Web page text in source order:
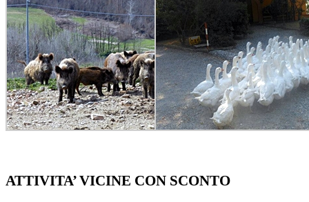
ATTIVITA’ VICINE CON SCONTO